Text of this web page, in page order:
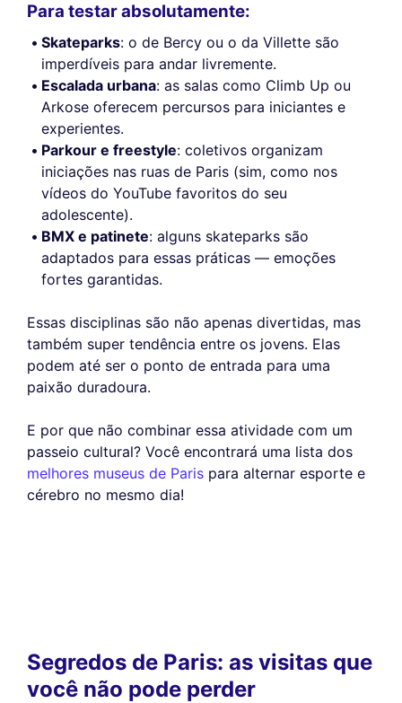
Para testar absolutamente:
Skateparks: o de Bercy ou o da Villette são
imperdíveis para andar livremente.
Escalada urbana: as salas como Climb Up ou
Arkose oferecem percursos para iniciantes e
experientes.
Parkour e freestyle: coletivos organizam
iniciações nas ruas de Paris (sim, como nos
vídeos do YouTube favoritos do seu
adolescente).
BMX e patinete: alguns skateparks são
adaptados para essas práticas — emoções
fortes garantidas.
Essas disciplinas são não apenas divertidas, mas
também super tendência entre os jovens. Elas
podem até ser o ponto de entrada para uma
paixão duradoura.
E por que não combinar essa atividade com um
passeio cultural? Você encontrará uma lista dos
melhores museus de Paris para alternar esporte e
cérebro no mesmo dia!
Segredos de Paris: as visitas que
você não pode perder